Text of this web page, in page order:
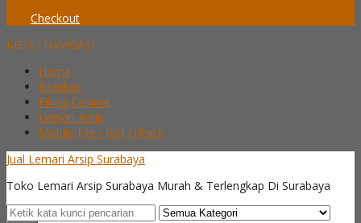
Checkout
MENU NAVIGASI
Home
Brankas
Filling Cabinet
Lemari Arsip
Mobile File / Roll O’Pack
Jual Lemari Arsip Surabaya
Toko Lemari Arsip Surabaya Murah & Terlengkap Di Surabaya